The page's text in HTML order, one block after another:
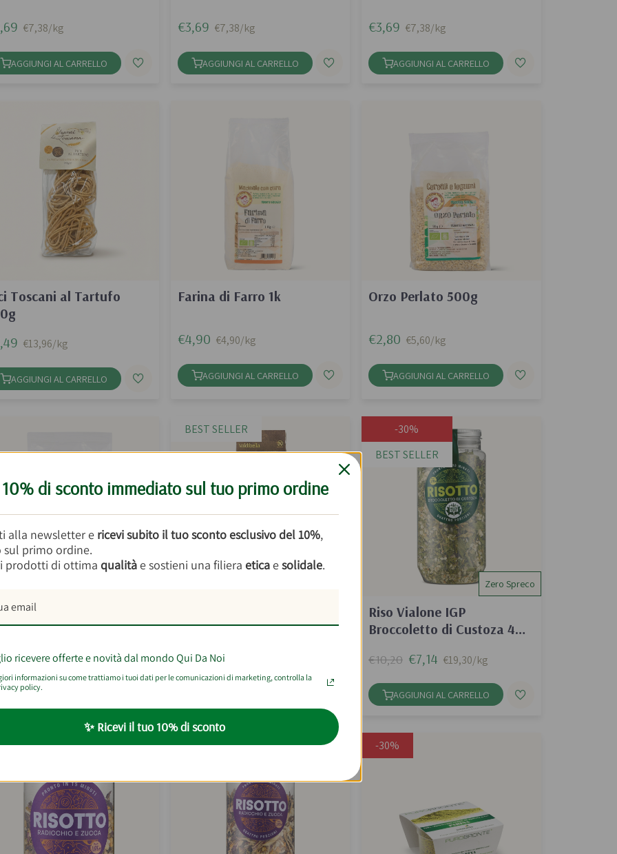
€7,38/kg
AGGIUNGI AL CARRELLO
€3,69 €7,38/kg
AGGIUNGI AL CARRELLO
€3,69 €7,38/kg
AGGIUNGI AL CARRELLO
Toscani al Tartufo
€13,96/kg
AGGIUNGI AL CARRELLO
Farina di Farro 1k
€4,90 €4,90/kg
AGGIUNGI AL CARRELLO
Orzo Perlato 500g
€2,80 €5,60/kg
AGGIUNGI AL CARRELLO
Perlato 500g
€6,80/kg
AGGIUNGI AL CARRELLO
Timilìa Trafilati al Bronzo
BEST SELLER
€3,50 €7,00/kg
Zero Spreco
Riso Vialone IGP
Broccoletto di Custoza 4
-30%
BEST SELLER
€10,20 €7,14 €19,30/kg
AGGIUNGI AL CARRELLO
BEST SELLER -30%
10% di sconto immediato sul tuo primo ordine
alla newsletter e ricevi subito il tuo sconto esclusivo del 10%,
sul primo ordine.
prodotti di ottima qualità e sostieni una filiera etica esolidale.
ricevere offerte e novità dal mondo Qui Da Noi
informazioni su come trattiamo i tuoi dati per le comunicazioni di marketing, controlla la
policy.
✨ Ricevi il tuo 10% di sconto